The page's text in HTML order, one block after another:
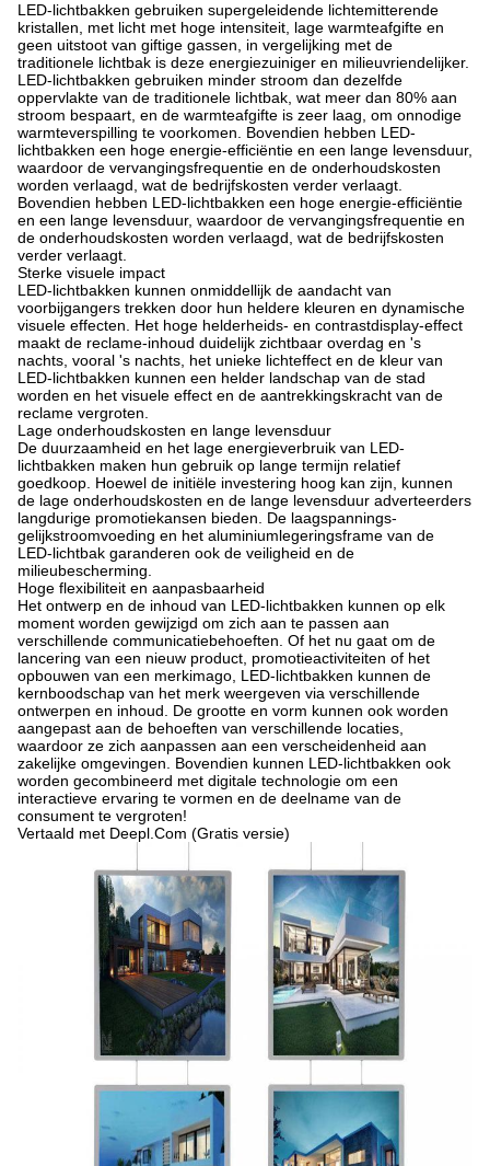
LED-lichtbakken gebruiken supergeleidende lichtemitterende
kristallen, met licht met hoge intensiteit, lage warmteafgifte en
geen uitstoot van giftige gassen, in vergelijking met de
traditionele lichtbak is deze energiezuiniger en milieuvriendelijker.
LED-lichtbakken gebruiken minder stroom dan dezelfde
oppervlakte van de traditionele lichtbak, wat meer dan 80% aan
stroom bespaart, en de warmteafgifte is zeer laag, om onnodige
warmteverspilling te voorkomen. Bovendien hebben LED-
lichtbakken een hoge energie-efficiëntie en een lange levensduur,
waardoor de vervangingsfrequentie en de onderhoudskosten
worden verlaagd, wat de bedrijfskosten verder verlaagt.
Bovendien hebben LED-lichtbakken een hoge energie-efficiëntie
en een lange levensduur, waardoor de vervangingsfrequentie en
de onderhoudskosten worden verlaagd, wat de bedrijfskosten
verder verlaagt.
Sterke visuele impact
LED-lichtbakken kunnen onmiddellijk de aandacht van
voorbijgangers trekken door hun heldere kleuren en dynamische
visuele effecten. Het hoge helderheids- en contrastdisplay-effect
maakt de reclame-inhoud duidelijk zichtbaar overdag en 's
nachts, vooral 's nachts, het unieke lichteffect en de kleur van
LED-lichtbakken kunnen een helder landschap van de stad
worden en het visuele effect en de aantrekkingskracht van de
reclame vergroten.
Lage onderhoudskosten en lange levensduur
De duurzaamheid en het lage energieverbruik van LED-
lichtbakken maken hun gebruik op lange termijn relatief
goedkoop. Hoewel de initiële investering hoog kan zijn, kunnen
de lage onderhoudskosten en de lange levensduur adverteerders
langdurige promotiekansen bieden. De laagspannings-
gelijkstroomvoeding en het aluminiumlegeringsframe van de
LED-lichtbak garanderen ook de veiligheid en de
milieubescherming.
Hoge flexibiliteit en aanpasbaarheid
Het ontwerp en de inhoud van LED-lichtbakken kunnen op elk
moment worden gewijzigd om zich aan te passen aan
verschillende communicatiebehoeften. Of het nu gaat om de
lancering van een nieuw product, promotieactiviteiten of het
opbouwen van een merkimago, LED-lichtbakken kunnen de
kernboodschap van het merk weergeven via verschillende
ontwerpen en inhoud. De grootte en vorm kunnen ook worden
aangepast aan de behoeften van verschillende locaties,
waardoor ze zich aanpassen aan een verscheidenheid aan
zakelijke omgevingen. Bovendien kunnen LED-lichtbakken ook
worden gecombineerd met digitale technologie om een
interactieve ervaring te vormen en de deelname van de
consument te vergroten!
Vertaald met Deepl.Com (Gratis versie)